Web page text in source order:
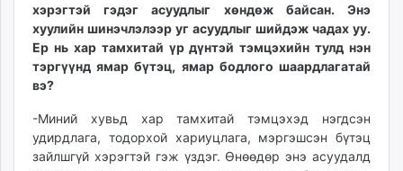
хэрэгтэй гэдэг асуудлыг хөндөж байсан. Энэ
хуулийн шинэчлэлээр уг асуудлыг шийдэж чадах уу.
Ер нь хар тамхитай үр дүнтэй тэмцэхийн тулд нэн
тэргүүнд ямар бүтэц, ямар бодлого шаардлагатай
вэ?
-Миний хувьд хар тамхитай тэмцэхэд нэгдсэн
удирдлага, тодорхой хариуцлага, мэргэшсэн бүтэц
зайлшгүй хэрэгтэй гэж үздэг. Өнөөдөр энэ асуудалд